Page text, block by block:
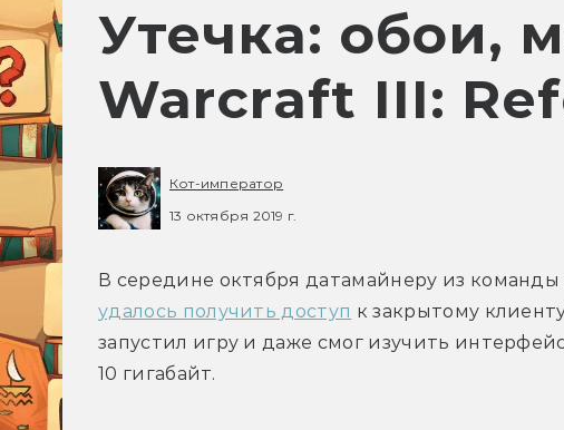
Утечка: обои,
Warcraft III:
Кот-император
13 октября 2019 г.
удалось получить доступ к закрытому
запустил игру и даже смог изучить
10 гигабайт.